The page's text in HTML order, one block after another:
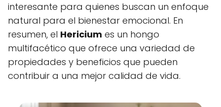
interesante para quienes buscan un enfoque
natural para el bienestar emocional. En
resumen, el Hericium es un hongo
multifacético que ofrece una variedad de
propiedades y beneficios que pueden
contribuir a una mejor calidad de vida.